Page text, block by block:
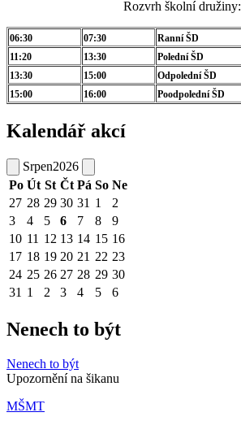
Rozvrh školní družiny:
06:30 07:30
Ranní ŠD
11:20
13:30
Polední ŠD
13:30
15:00
Odpolední ŠD
15:00
16:00 Poodpolední ŠD
Kalendář akcí
Srpen2026
Po Út St Čt Pá So Ne
27 28 29 30 31 1
2
3
4 5 6 7 8
9
10 11 12 13 14 15 16
17 18 19 20 21 22 23
24 25 26 27 28 29 30
31 1 2 3 4 5 6
Nenech to být
Nenech to být
Upozornění na šikanu
MŠMT